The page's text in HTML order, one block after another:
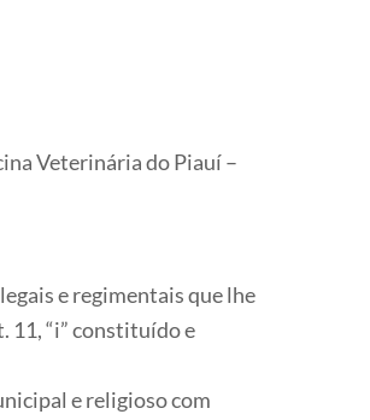
Veterinária do Piauí –
e regimentais que lhe
11, “i” constituído e
e religioso com